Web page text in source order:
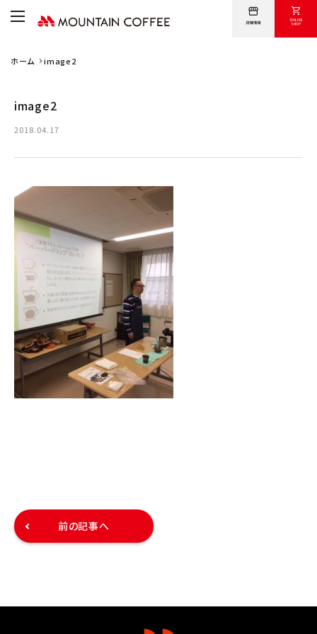
卸売について
採用情報
ホーム image2
image2
2018.04.17
前の記事へ